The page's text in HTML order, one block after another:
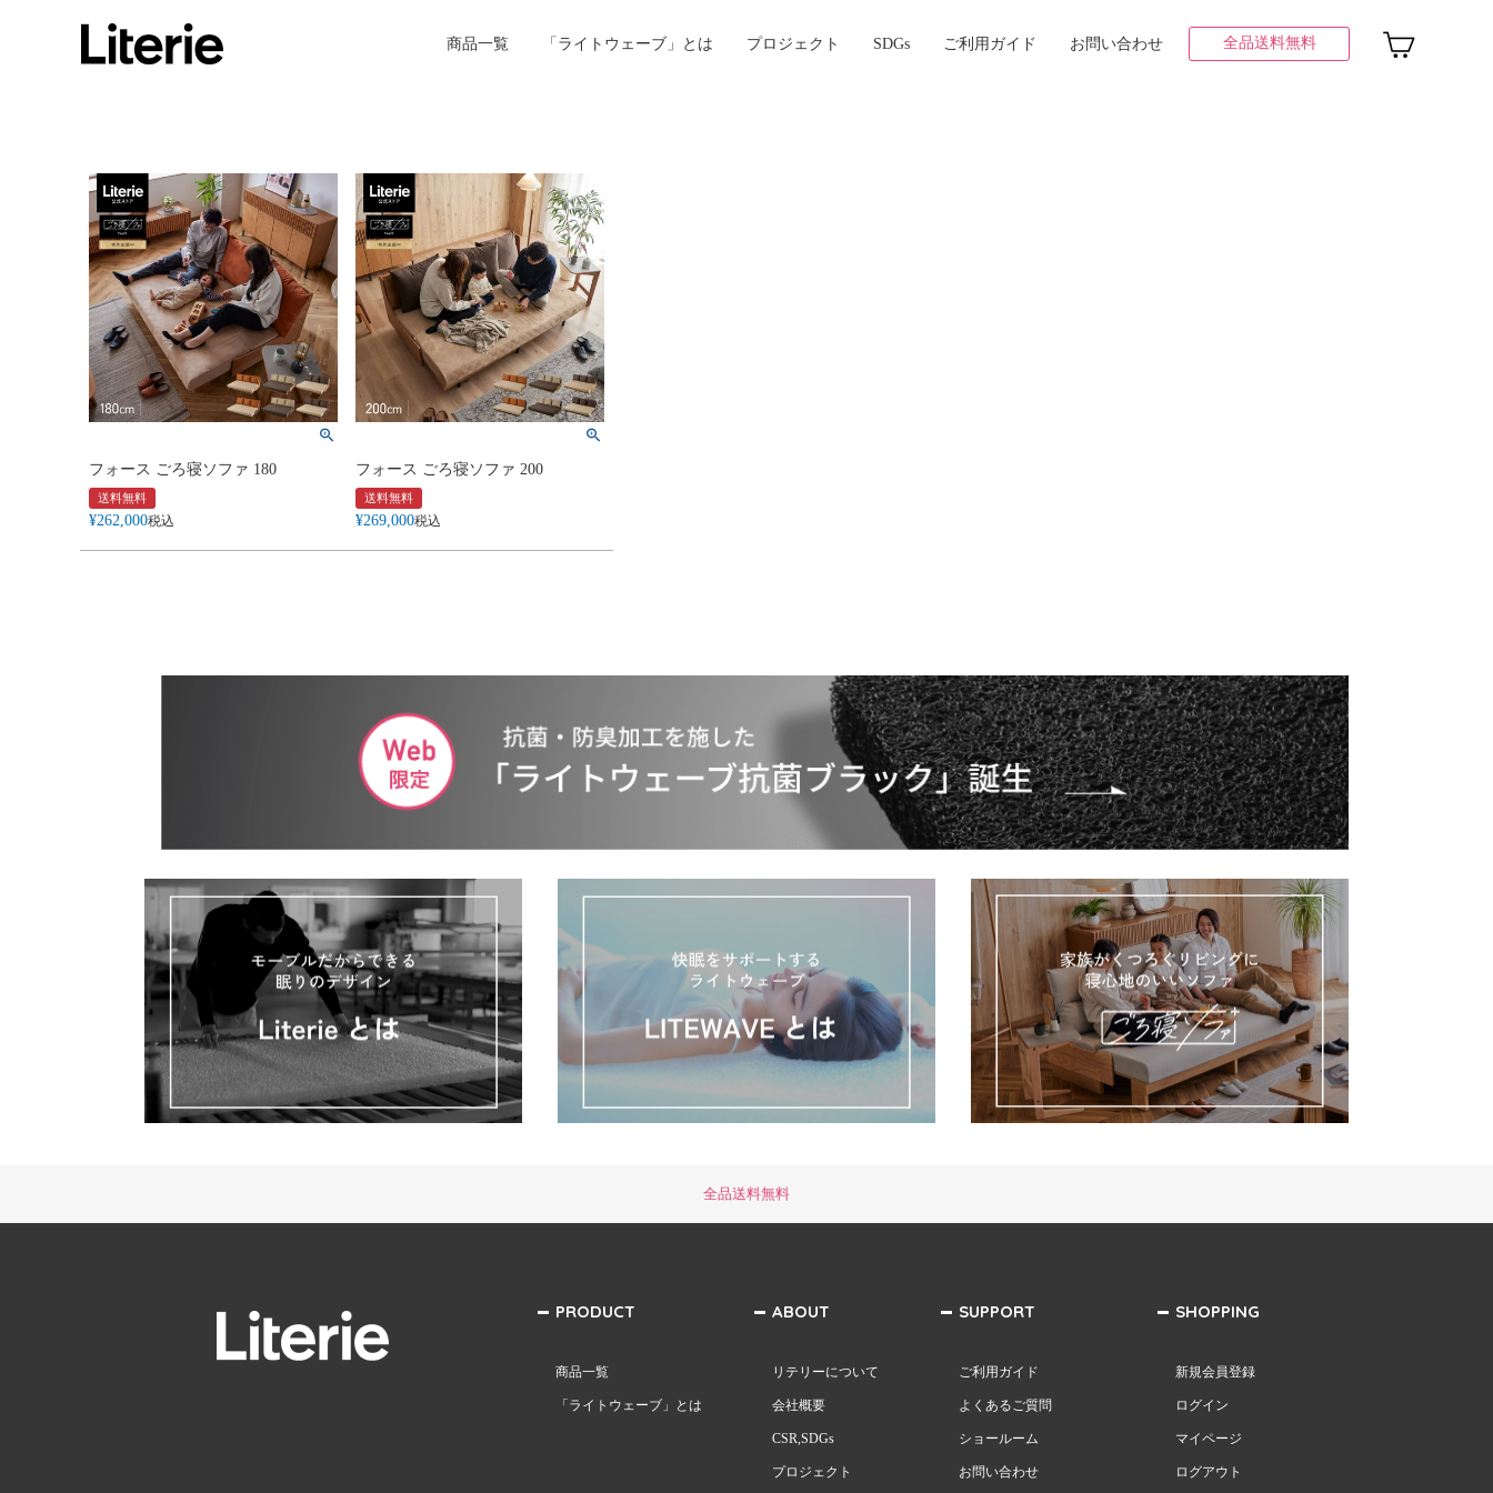
商品一覧 「ライトウェーブ」とは プロジェクト SDGs ご利用ガイド お問い合わせ 全品送料無料
フォース ごろ寝ソファ 180
送料無料
¥262,000税込
フォース ごろ寝ソファ 200
送料無料
¥269,000税込
全品送料無料
PRODUCT
商品一覧
「ライトウェーブ」とは
ABOUT
リテリーについて
会社概要
CSR,SDGs
プロジェクト
SUPPORT
ご利用ガイド
よくあるご質問
ショールーム
お問い合わせ
SHOPPING
新規会員登録
ログイン
マイページ
ログアウト